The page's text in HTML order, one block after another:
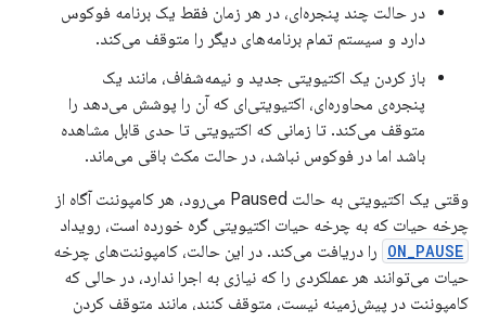
در حالت چند پنجره‌ای، در هر زمان فقط یک برنامه فوکوس
دارد و سیستم تمام برنامه‌های دیگر را متوقف می‌کند.
باز کردن یک اکتیویتی جدید و نیمه‌شفاف، مانند یک
پنجره‌ی محاوره‌ای، اکتیویتی‌ای که آن را پوشش می‌دهد را
متوقف می‌کند. تا زمانی که اکتیویتی تا حدی قابل مشاهده
باشد اما در فوکوس نباشد، در حالت مکث باقی می‌ماند.
وقتی یک اکتیویتی به حالت Paused می‌رود، هر کامپوننت آگاه از
چرخه حیات که به چرخه حیات اکتیویتی گره خورده است، رویداد
ON_PAUSE را دریافت می‌کند. در این حالت، کامپوننت‌های چرخه
حیات می‌توانند هر عملکردی را که نیازی به اجرا ندارد، در حالی که
کامپوننت در پیش‌زمینه نیست، متوقف کنند، مانند متوقف کردن